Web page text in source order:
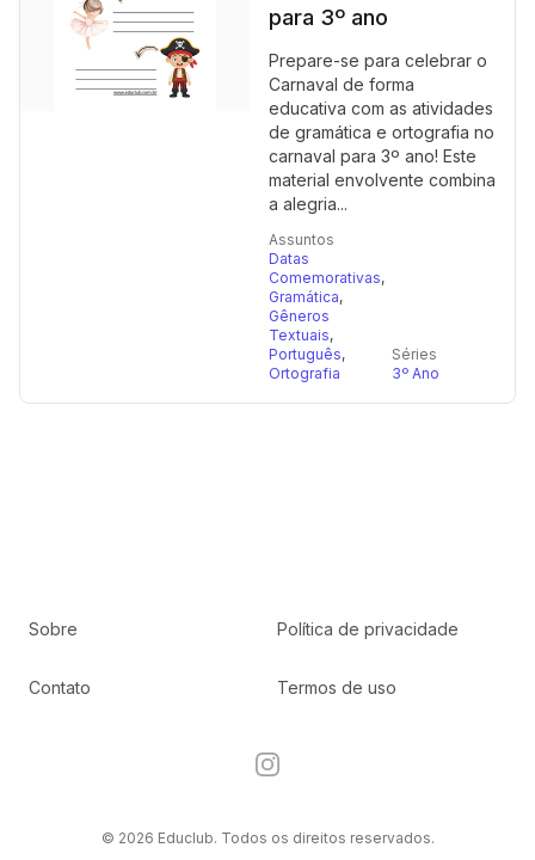
para 3º ano
Prepare-se para celebrar o
Carnaval de forma
educativa com as atividades
de gramática e ortografia no
carnaval para 3º ano! Este
material envolvente combina
a alegria...
Assuntos
Datas
Comemorativas,
Gramática,
Gêneros
Textuais,
Português,
Ortografia
Séries
3º Ano
Sobre
Contato
Política de privacidade
Termos de uso
Instagram
© 2026 Educlub. Todos os direitos reservados.